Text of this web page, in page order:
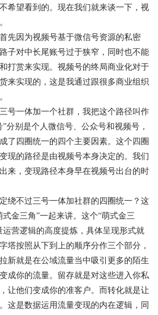
希望看到的。现在我们就来谈一下，视
先因为视频号基于微信号资源的私密
子对中长尾账号过于狭窄，同时也不能
打赏来实现。视频号的终局商业化对于
来实现的，这是我通过跟很多商业组织
号一体加一个社群，我把这个路径叫作
分别是个人微信号、公众号和视频号，
了四圈统一的四个主要因素。这个四圈
现的路径是由视频号本身决定的。我们
来，变现路径本身早在视频号出台的时
绕不过三号一体加社群的四圈统一？这
金三角”一起来讲。这个“萌式金三
营逻辑的高度提炼，具体呈现形式就
塔按照从下到上的顺序分作三个部分，
新就是在公域流量当中吸引更多的陌生
成你的流量。留存就是对这些进入你私
让他们变成你的准客户。而转化就是让
这是数据运用流量变现的内在逻辑，同